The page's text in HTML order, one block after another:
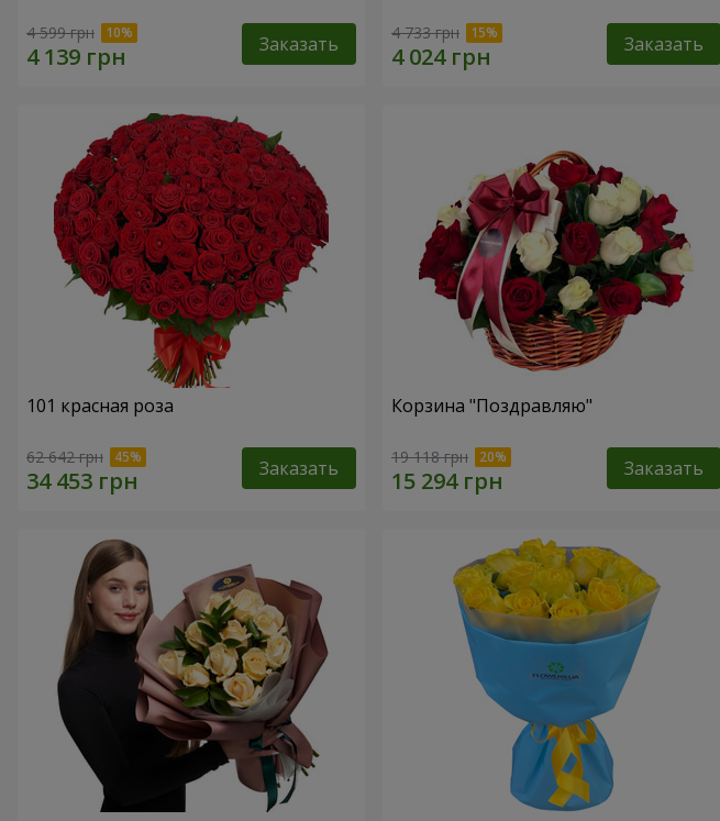
4 599 грн Заказать 4 733 грн Заказать
101 красная роза
62 642 грн Заказать
Корзина "Поздравляю"
19 118 грн Заказать